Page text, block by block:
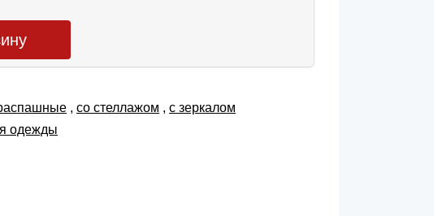
, со стеллажом , с зеркалом
одежды